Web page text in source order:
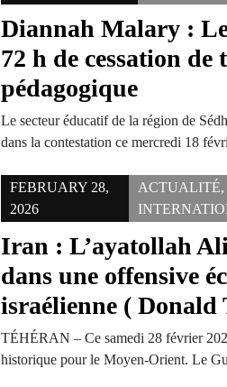
Diannah Malary :
72 h de cessation de
pédagogique
Le secteur éducatif de la région de
dans la contestation ce mercredi 18
FEBRUARY 28,
2026
ACTUALITÉ,
Iran : L’ayatollah
dans une offensive
israélienne ( Donald
TÉHÉRAN – Ce samedi 28 février
historique pour le Moyen-Orient. Le